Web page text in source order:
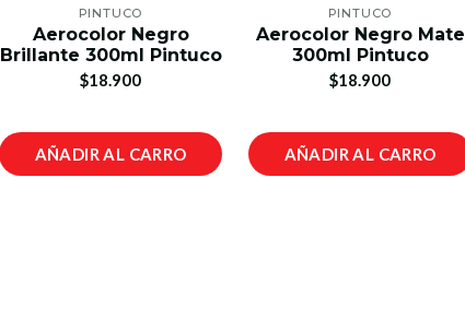
PINTUCO
Aerocolor Negro
Brillante 300ml Pintuco
$18.900
AÑADIR AL CARRO
PINTUCO
Aerocolor Negro Mate
300ml Pintuco
$18.900
AÑADIR AL CARRO